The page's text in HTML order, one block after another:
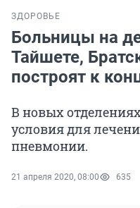
ЗДОРОВЬЕ
Больницы на
Тайшете,
построят к
В новых
условия для
пневмонии.
21 апреля 2020, 08:00 635